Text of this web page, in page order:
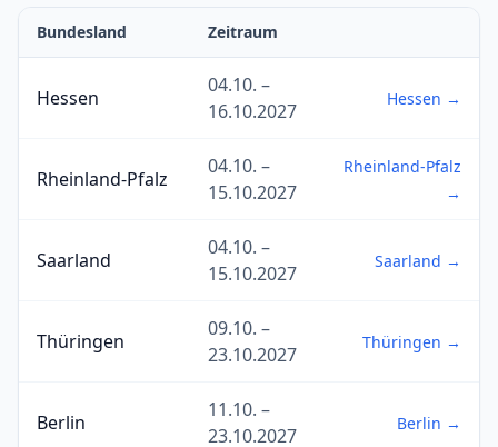
Bundesland Zeitraum
Hessen
04.10. –
16.10.2027
Hessen →
Rheinland-Pfalz
04.10. –
15.10.2027
Rheinland-Pfalz
→
Saarland
04.10. –
15.10.2027
Saarland →
Thüringen
09.10. –
23.10.2027
Thüringen →
Berlin
11.10. –
23.10.2027
Berlin →